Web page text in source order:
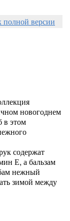
полной версии
новогоднем
в этом
содержат
Е, а бальзам
нежный
зимой между